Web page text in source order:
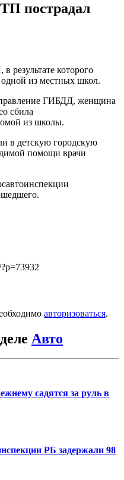
пострадал
результате которого
одной из местных школ.
ГИБДД, женщина
сбила
из школы.
в детскую городскую
помощи врачи
авторизоваться.
Авто
садятся за руль в
РБ задержали 98